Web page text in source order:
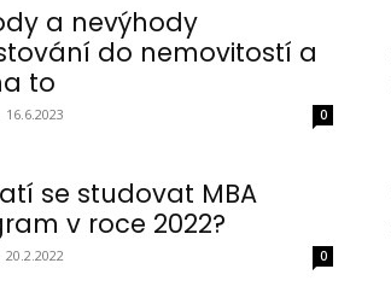
a nevýhody
do nemovitostí a
to
16.6.2023 0
se studovat MBA
v roce 2022?
20.2.2022 0